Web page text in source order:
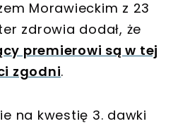
Morawieckim z 23
zdrowia dodał, że
premierowi są w tej
zgodni.
na kwestię 3. dawki